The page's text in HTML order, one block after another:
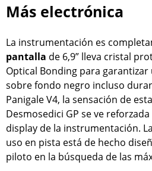
Más electrónica
La instrumentación es
pantalla de 6,9” lleva cristal
Optical Bonding para
sobre fondo negro incluso
Panigale V4, la sensación de
Desmosedici GP se ve
display de la instrumentación.
uso en pista está de hecho
piloto en la búsqueda de las